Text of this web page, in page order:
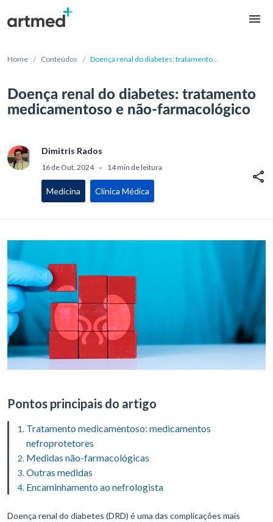
Home / Conteúdos / Doença renal do diabetes: tratamento
Doença renal do diabetes: tratamento
medicamentoso e não-farmacológico
Dimitris Rados
16 de Out, 2024 • 14 min de leitura
Medicina Clínica Médica
Pontos principais do artigo
Tratamento medicamentoso: medicamentos
nefroprotetores
Medidas não-farmacológicas
Outras medidas
Encaminhamento ao nefrologista
Doença renal do diabetes (DRD) é uma das complicações mais